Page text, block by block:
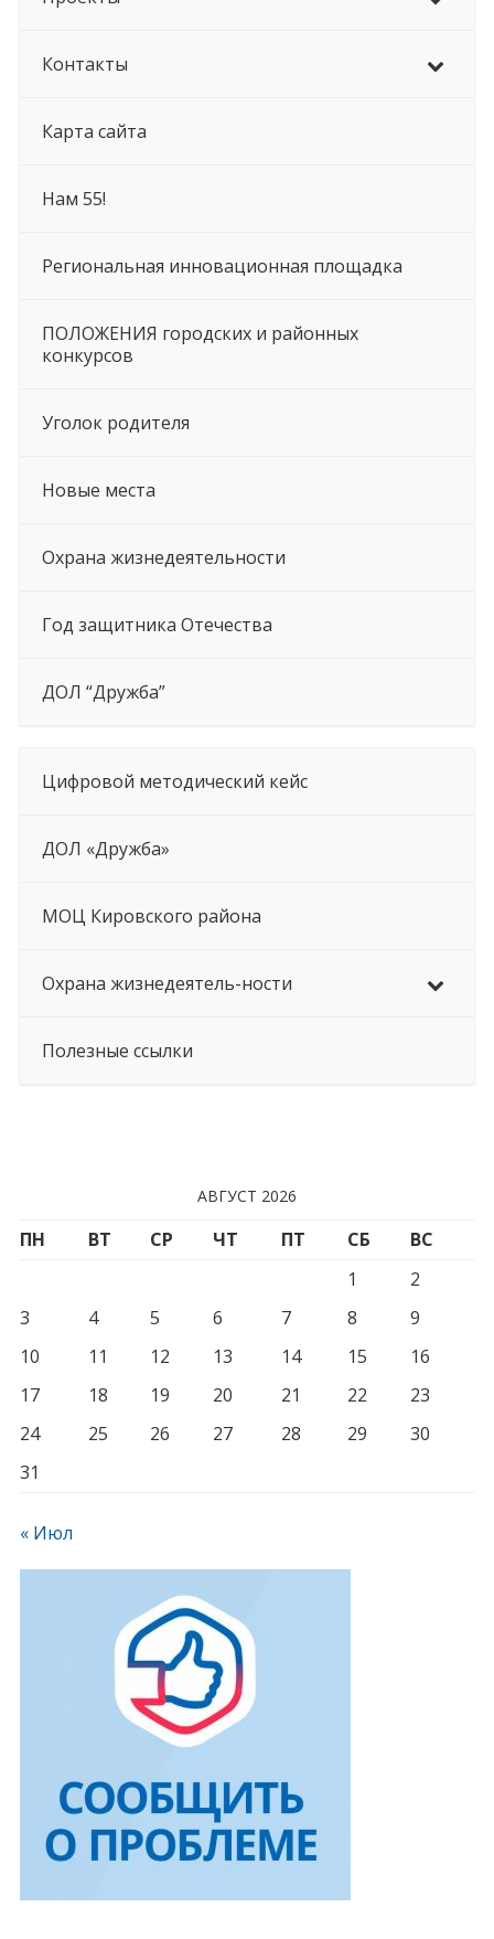
Контакты
Карта сайта
Нам 55!
Региональная инновационная площадка
ПОЛОЖЕНИЯ городских и районных
конкурсов
Уголок родителя
Новые места
Охрана жизнедеятельности
Год защитника Отечества
ДОЛ “Дружба”
Цифровой методический кейс
ДОЛ «Дружба»
МОЦ Кировского района
Охрана жизнедеятель-ности
Полезные ссылки
АВГУСТ 2026
ПН ВТ СР ЧТ ПТ СБ
ВС
1
2
3
4 5 6 7 8
9
10
11 12 13 14 15
16
17
18 19 20 21 22
23
24
25 26 27 28 29
30
31
« Июл